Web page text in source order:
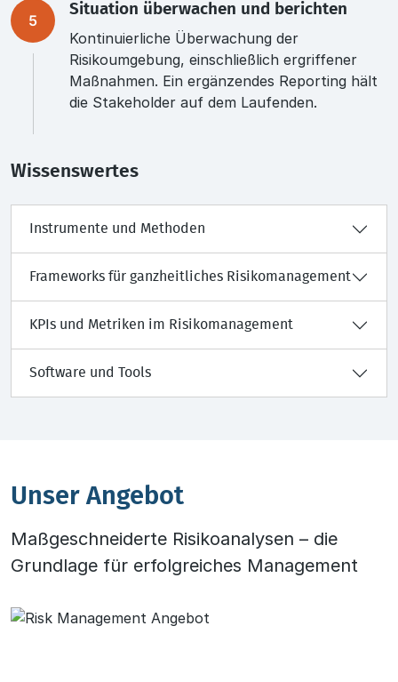
5
Situation überwachen und berichten
Kontinuierliche Überwachung der
Risikoumgebung, einschließlich ergriffener
Maßnahmen. Ein ergänzendes Reporting hält
die Stakeholder auf dem Laufenden.
Wissenswertes
Instrumente und Methoden
Frameworks für ganzheitliches Risikomanagement
KPIs und Metriken im Risikomanagement
Software und Tools
Unser Angebot
Maßgeschneiderte Risikoanalysen – die
Grundlage für erfolgreiches Management